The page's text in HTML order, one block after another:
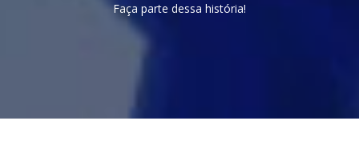
Faça parte dessa história!